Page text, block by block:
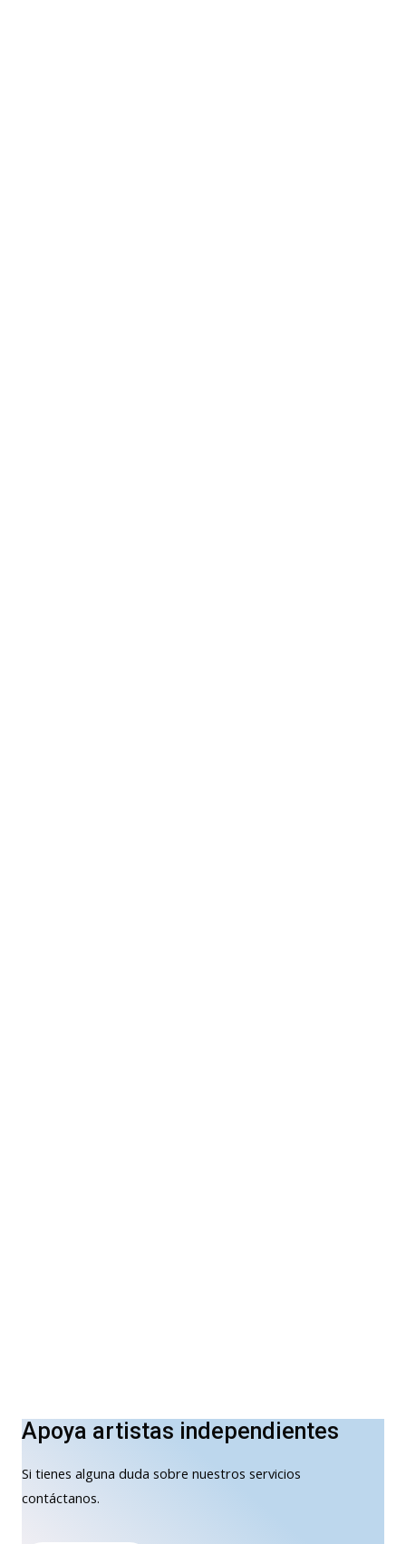
Apoya artistas independientes
Si tienes alguna duda sobre nuestros servicios
contáctanos.